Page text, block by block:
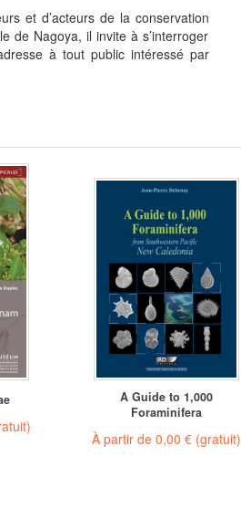
et d’acteurs de la conservation
de Nagoya, il invite à s’interroger
à tout public intéressé par
A Guide to 1,000
Foraminifera
À partir de 0,00 € (gratuit)